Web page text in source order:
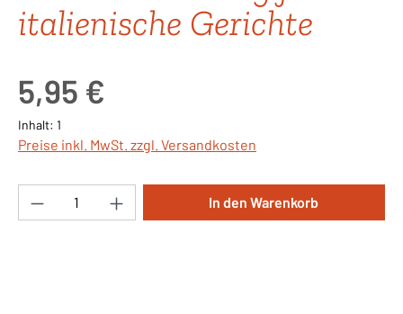
italienische Gerichte
5,95 €
Inhalt: 1
Preise inkl. MwSt. zzgl. Versandkosten
Produkt Anzahl: Gib den gewünschten
In den Warenkorb